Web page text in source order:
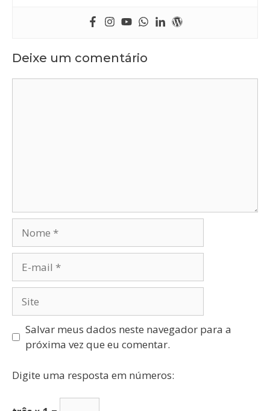
Deixe um comentário
Salvar meus dados neste navegador para a
próxima vez que eu comentar.
Digite uma resposta em números: